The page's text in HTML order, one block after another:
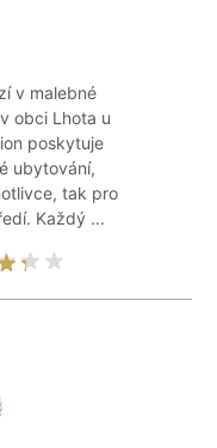
v malebné
obci Lhota u
poskytuje
ubytování,
tak pro
Každý ...